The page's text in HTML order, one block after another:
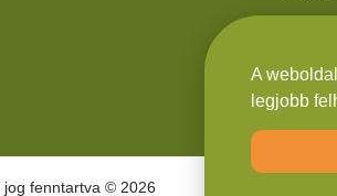
jog fenntartva © 2026
A
legjobb